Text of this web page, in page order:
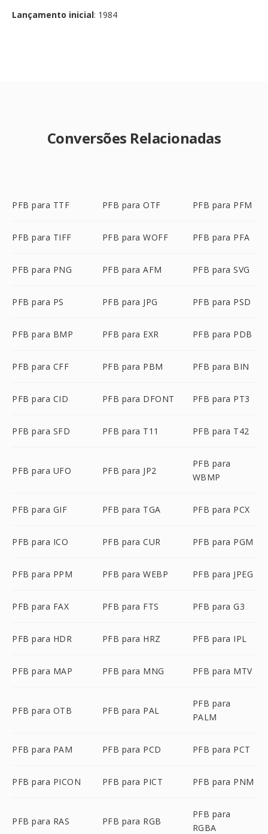
Lançamento inicial: 1984
Conversões Relacionadas
PFB para TTF PFB para OTF PFB para PFM
PFB para TIFF PFB para WOFF PFB para PFA
PFB para PNG PFB para AFM PFB para SVG
PFB para PS PFB para JPG PFB para PSD
PFB para BMP PFB para EXR PFB para PDB
PFB para CFF PFB para PBM PFB para BIN
PFB para CID PFB para DFONT PFB para PT3
PFB para SFD PFB para T11 PFB para T42
PFB para UFO PFB para JP2
PFB para
WBMP
PFB para GIF PFB para TGA PFB para PCX
PFB para ICO PFB para CUR PFB para PGM
PFB para PPM PFB para WEBP PFB para JPEG
PFB para FAX PFB para FTS PFB para G3
PFB para HDR PFB para HRZ PFB para IPL
PFB para MAP PFB para MNG PFB para MTV
PFB para OTB PFB para PAL
PFB para
PALM
PFB para PAM PFB para PCD PFB para PCT
PFB para PICON PFB para PICT PFB para PNM
PFB para RAS PFB para RGB
PFB para
RGBA